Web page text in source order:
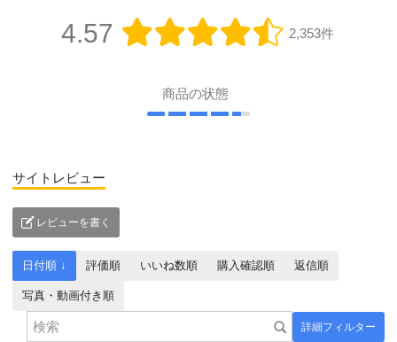
4.57 2,353件
商品の状態
サイトレビュー
レビューを書く
詳細フィルター
日付順 ↓ 評価順 いいね数順 購入確認順 返信順
写真・動画付き順